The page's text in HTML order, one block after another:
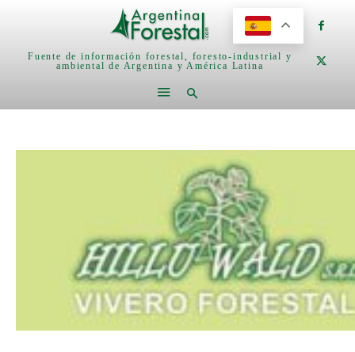
Fuente de información forestal, foresto-industrial y
ambiental de Argentina y América Latina